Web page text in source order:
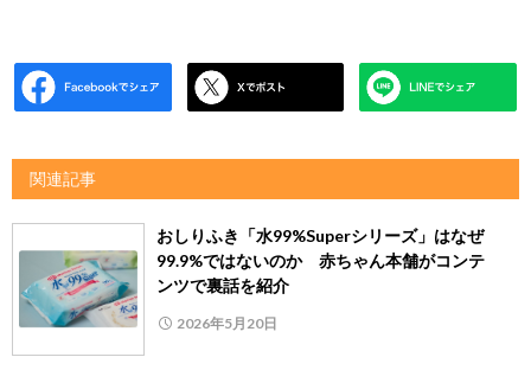
関連記事
おしりふき「水99%Superシリーズ」はなぜ
99.9%ではないのか 赤ちゃん本舗がコンテ
ンツで裏話を紹介
2026年5月20日